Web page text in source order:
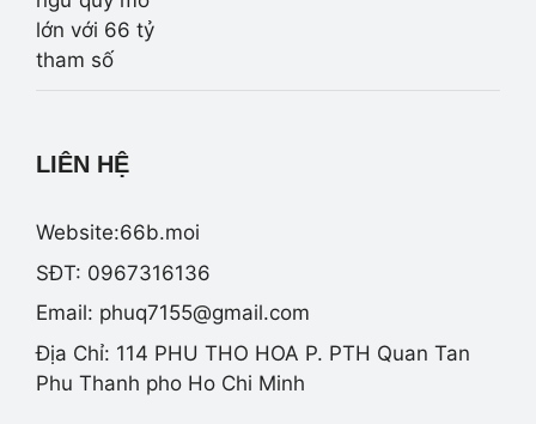
LIÊN HỆ
Website:66b.moi
SĐT: 0967316136
Email: phuq7155@gmail.com
Địa Chỉ: 114 PHU THO HOA P. PTH Quan Tan
Phu Thanh pho Ho Chi Minh